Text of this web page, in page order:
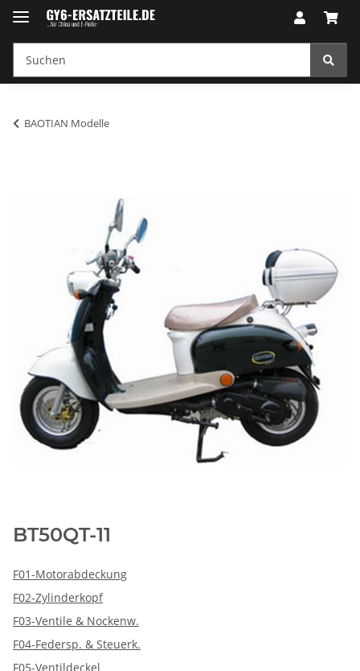
BAOTIAN Modelle
BT50QT-11
F01-Motorabdeckung
F02-Zylinderkopf
F03-Ventile & Nockenw.
F04-Federsp. & Steuerk.
F05-Ventildeckel